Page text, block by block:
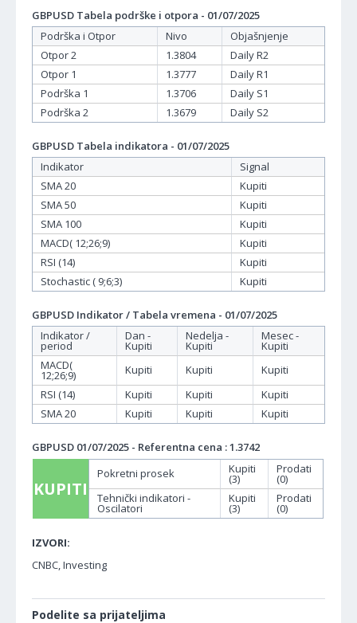
GBPUSD Tabela podrške i otpora - 01/07/2025
Podrška i Otpor
Nivo
Objašnjenje
Otpor 2
1.3804
Daily R2
Otpor 1
1.3777
Daily R1
Podrška 1
1.3706
Daily S1
Podrška 2
1.3679 Daily S2
GBPUSD Tabela indikatora - 01/07/2025
Indikator
Signal
SMA 20
Kupiti
SMA 50
Kupiti
SMA 100
Kupiti
MACD( 12;26;9)
Kupiti
RSI (14)
Kupiti
Stochastic ( 9;6;3)
Kupiti
GBPUSD Indikator / Tabela vremena - 01/07/2025
Indikator /
period
Dan -
Kupiti
Nedelja -
Kupiti
Mesec -
Kupiti
MACD(
12;26;9) Kupiti Kupiti
Kupiti
RSI (14)
Kupiti Kupiti
Kupiti
SMA 20
Kupiti Kupiti Kupiti
GBPUSD 01/07/2025 - Referentna cena : 1.3742
KUPITI
Pokretni prosek Kupiti
(3)
Prodati
(0)
Tehnički indikatori -
Oscilatori
Kupiti
(3)
Prodati
(0)
IZVORI:
CNBC, Investing
Podelite sa prijateljima